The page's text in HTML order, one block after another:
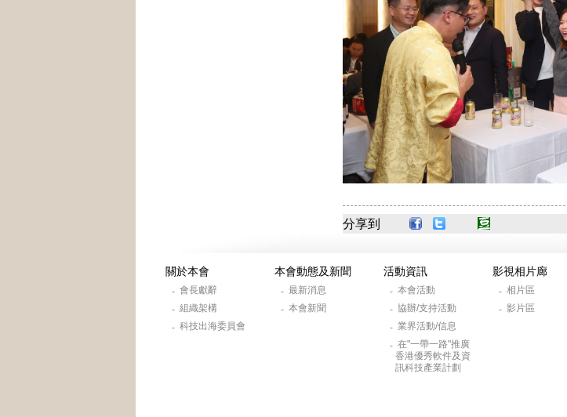
分享到
關於本會
- 會長獻辭
- 組織架構
- 科技出海委員會
本會動態及新聞
- 最新消息
- 本會新聞
活動資訊
- 本會活動
- 協辦/支持活動
- 業界活動/信息
- 在"一帶一路"推廣
香港優秀軟件及資
訊科技產業計劃
影視相片廊
- 相片區
- 影片區